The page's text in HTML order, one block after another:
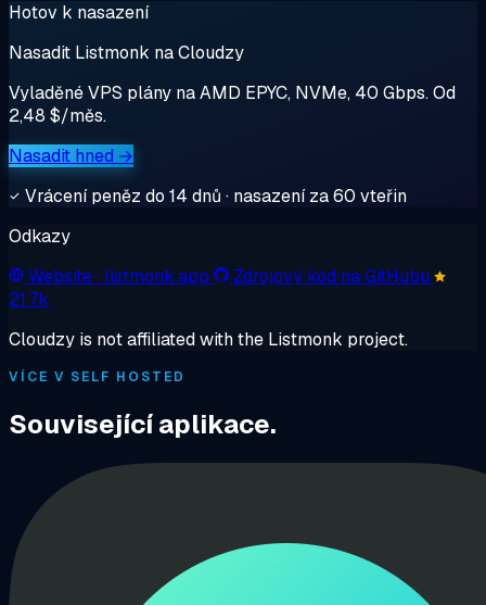
Hotov k nasazení
Nasadit Listmonk na Cloudzy
Vyladěné VPS plány na AMD EPYC, NVMe, 40 Gbps. Od
2,48 $/měs.
Nasadit hned →
Vrácení peněz do 14 dnů · nasazení za 60 vteřin
Odkazy
Website· listmonk.app
Zdrojový kód na GitHubu
21.7k
Cloudzy is not affiliated with the Listmonk project.
VÍCE V SELF HOSTED
Související aplikace.